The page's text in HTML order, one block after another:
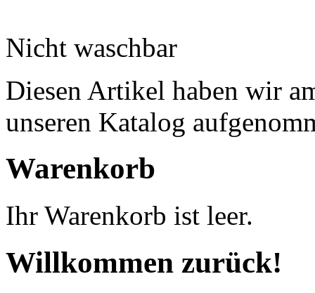
Nicht waschbar
Diesen Artikel haben wir
unseren Katalog
Warenkorb
Ihr Warenkorb ist leer.
Willkommen zurück!